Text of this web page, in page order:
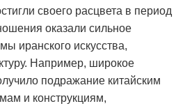
своего расцвета в период
оказали сильное
иранского искусства,
Например, широкое
подражание китайским
и конструкциям,